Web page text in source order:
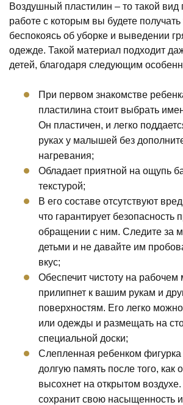
Воздушный пластилин – то такой вид
работе с которым вы будете
беспокоясь об уборке и выведении
одежде. Такой материал подходит
детей, благодаря следующим
При первом знакомстве
пластилина стоит выбрать
Он пластичен, и легко
руках у малышей без
нагревания;
Обладает приятной на ощупь
текстурой;
В его составе отсутствуют
что гарантирует безопасность
обращении с ним. Следите за
детьми и не давайте им
вкус;
Обеспечит чистоту на рабочем
прилипнет к вашим рукам и
поверхностям. Его легко
или одежды и размещать на
специальной доски;
Слепленная ребенком фигурка
долгую память после того, как
высохнет на открытом
сохранит свою насыщенность и